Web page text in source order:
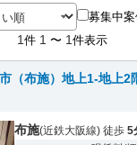
募集中
1 件 1 〜 1 件表示
（布施）地上1-地上2
布施(近鉄大阪線) 徒歩 5